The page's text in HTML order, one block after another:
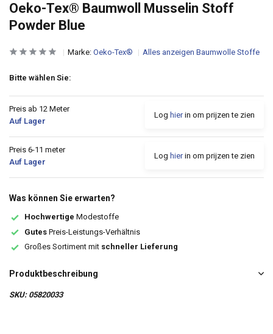
Oeko-Tex® Baumwoll Musselin Stoff
Powder Blue
Marke: Oeko-Tex® Alles anzeigen Baumwolle Stoffe
Bitte wählen Sie:
Preis ab 12 Meter
Auf Lager
Log hierin om prijzen te zien
Preis 6-11 meter
Auf Lager
Log hierin om prijzen te zien
Was können Sie erwarten?
Hochwertige Modestoffe
Gutes Preis-Leistungs-Verhältnis
Großes Sortiment mit schneller Lieferung
Produktbeschreibung
SKU: 05820033